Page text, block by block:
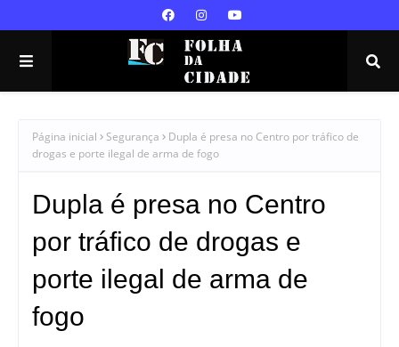
Página inicial Segurança
Dupla é presa no Centro por tráfico de
drogas e porte ilegal de arma de fogo
Dupla é presa no Centro
por tráfico de drogas e
porte ilegal de arma de
fogo